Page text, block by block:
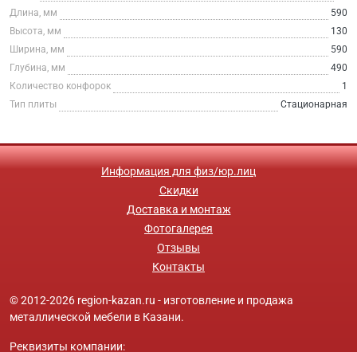
Длина, мм
590
Высота, мм
130
Ширина, мм
590
Глубина, мм
490
Количество конфорок
1
Тип плиты
Стационарная
Информация для физ/юр.лиц
Скидки
Доставка и монтаж
Фотогалерея
Отзывы
Контакты
© 2012-2026 region-kazan.ru - изготовление и продажа
металлической мебели в Казани.
Реквизиты компании: